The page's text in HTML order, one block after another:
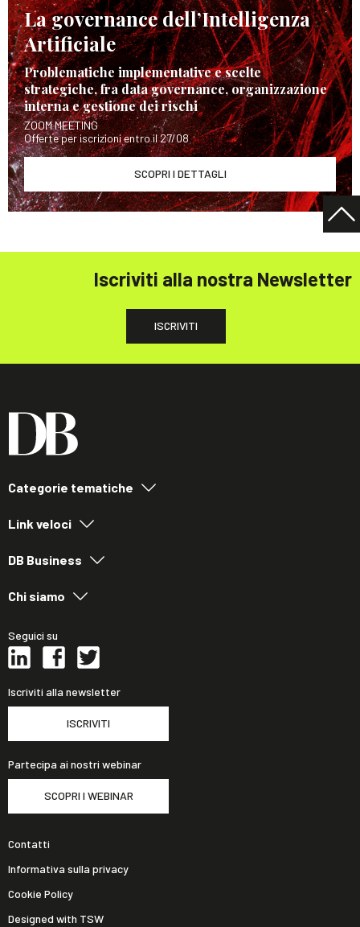
La governance dell’Intelligenza
Artificiale
Problematiche implementative e scelte
strategiche, fra data governance, organizzazione
interna e gestione dei rischi
ZOOM MEETING
Offerte per iscrizioni entro il 27/08
SCOPRI I DETTAGLI
Iscriviti alla nostra Newsletter
ISCRIVITI
Categorie tematiche
Link veloci
DB Business
Chi siamo
Seguici su
Iscriviti alla newsletter
ISCRIVITI
Partecipa ai nostri webinar
SCOPRI I WEBINAR
Contatti
Informativa sulla privacy
Cookie Policy
Designed with TSW